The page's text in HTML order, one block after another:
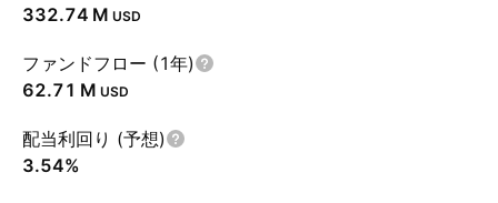
‪332.74 M‬ USD
ファンドフロー (1年)
‪62.71 M‬ USD
配当利回り (予想)
3.54%